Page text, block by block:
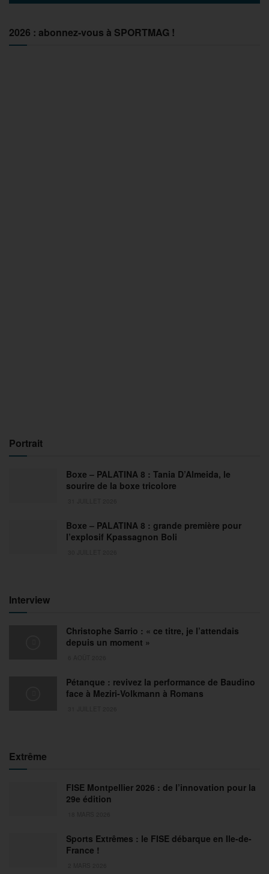
2026 : abonnez-vous à SPORTMAG !
Portrait
Boxe – PALATINA 8 : Tania D’Almeida, le
sourire de la boxe tricolore
Boxe – PALATINA 8 : grande première pour
l’explosif Kpassagnon Boli
Interview
Christophe Sarrio : « ce titre, je l’attendais
depuis un moment »
Pétanque : revivez la performance de Baudino
face à Meziri-Volkmann à Romans
Extrême
FISE Montpellier 2026 : de l’innovation pour la
29e édition
Sports Extrêmes : le FISE débarque en Ile-de-
France !